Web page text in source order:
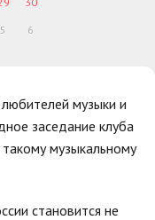
музыки и
заседание клуба
музыкальному
становится не
5 6